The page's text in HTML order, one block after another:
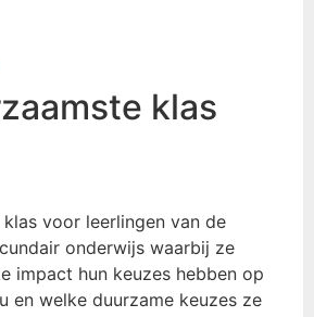
klas
voor leerlingen van de
onderwijs waarbij ze
impact hun keuzes hebben op
en welke duurzame keuzes ze